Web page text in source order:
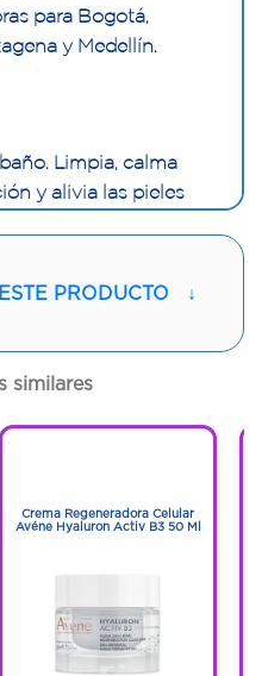
para Bogotá,
y Medellín.
Limpia, calma
y alivia las pieles
mismos activos
secas, muy secas
PRODUCTO ↓
similares
Crema Regeneradora Celular
Avéne Hyaluron Activ B3 50 Ml